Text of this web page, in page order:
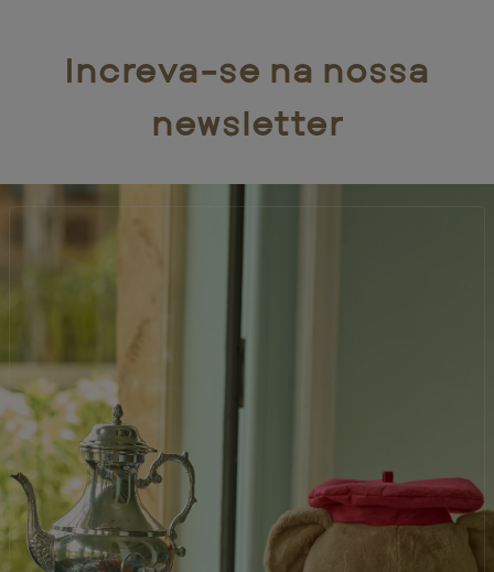
Increva-se na nossa
newsletter